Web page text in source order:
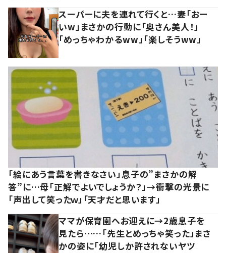
スーパーに夫を連れて行くと…妻「おー
いw」まさかの行動に「奥さん美人！」
「めっちゃわかるww」「楽しそうww」
「絵にあう言葉を書きなさい」息子の”まさかの解
答”に…母「正解でよいでしょうか？」→衝撃の光景に
「声出して笑ったｗ」「天才だと思います」
ママが保育園へお迎えに→2歳息子を
見たら……「先生とめっちゃ笑った」まさ
かの姿に「幼児しか許されないヤツ